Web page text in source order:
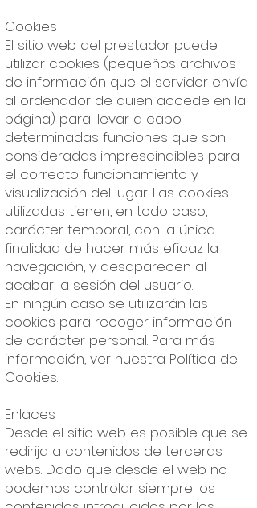
Cookies
El sitio web del prestador puede
utilizar cookies (pequeños archivos
de información que el servidor envía
al ordenador de quien accede en la
página) para llevar a cabo
determinadas funciones que son
consideradas imprescindibles para
el correcto funcionamiento y
visualización del lugar. Las cookies
utilizadas tienen, en todo caso,
carácter temporal, con la única
finalidad de hacer más eficaz la
navegación, y desaparecen al
acabar la sesión del usuario.
En ningún caso se utilizarán las
cookies para recoger información
de carácter personal. Para más
información, ver nuestra Política de
Cookies.
Enlaces
Desde el sitio web es posible que se
redirija a contenidos de terceras
webs. Dado que desde el web no
podemos controlar siempre los